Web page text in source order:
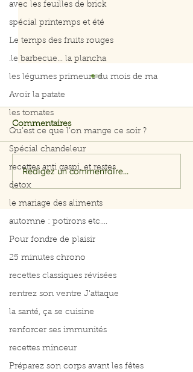
avec les feuilles de brick
spécial printemps et été
Le temps des fruits rouges
.le barbecue... la plancha
les légumes primeurs du mois de ma
Avoir la patate
les tomates
Qu’est ce que l’on mange ce soir ?
Spécial chandeleur
recettes anti gaspi, et restes
detox
le mariage des aliments
automne : potirons etc....
Pour fondre de plaisir
25 minutes chrono
recettes classiques révisées
rentrez son ventre J'attaque
la santé, ça se cuisine
renforcer ses immunités
recettes minceur
Préparez son corps avant les fêtes
Salade rapide d’avocat,
pomme et crevettes
Commentaires
Rédigez un commentaire...